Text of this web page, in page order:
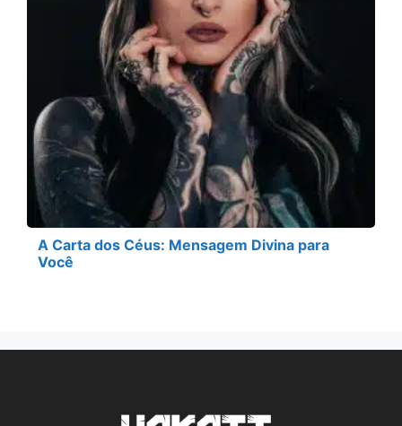
A Carta dos Céus: Mensagem Divina para
Você